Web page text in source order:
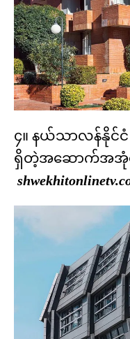
၄။ နယ်သာလန်နိုင်ငံ
ရှိတဲ့အဆောက်အအုံ